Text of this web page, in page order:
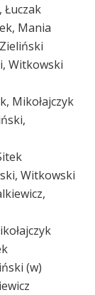
Łuczak
Mania
Witkowski
Mikołajczyk
Witkowski
(w)